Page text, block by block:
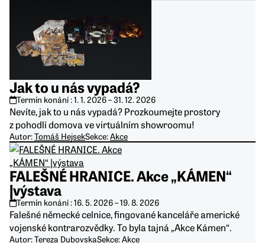
Jak to u nás vypadá?
Termín konání :1. 1. 2026–31. 12. 2026
Nevíte, jak to u nás vypadá? Prozkoumejte prostory
z pohodlí domova ve virtuálním showroomu!
Autor:Tomáš HejsekSekce:Akce
FALEŠNÉ HRANICE. Akce „KÁMEN“
|výstava
Termín konání :16. 5. 2026–19. 8. 2026
Falešné německé celnice, fingované kanceláře americké
vojenské kontrarozvědky. To byla tajná „Akce Kámen“.
Autor:Tereza DubovskaSekce:Akce